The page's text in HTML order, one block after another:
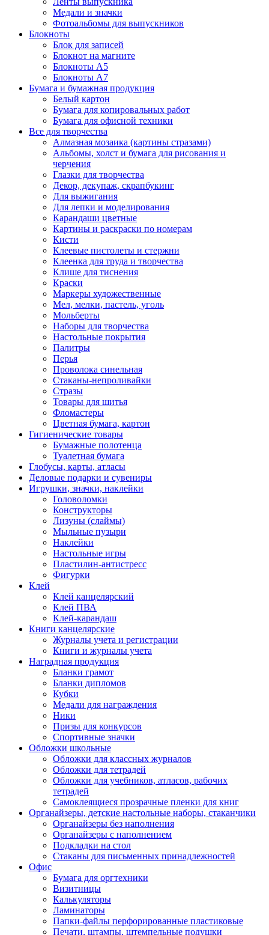
Медали и значки
Фотоальбомы для выпускников
Блокноты
Блок для записей
Блокнот на магните
Блокноты А5
Блокноты А7
Бумага и бумажная продукция
Белый картон
Бумага для копировальных работ
Бумага для офисной техники
Все для творчества
Алмазная мозаика (картины стразами)
Альбомы, холст и бумага для рисования и
черчения
Глазки для творчества
Декор, декупаж, скрапбукинг
Для выжигания
Для лепки и моделирования
Карандаши цветные
Картины и раскраски по номерам
Кисти
Клеевые пистолеты и стержни
Клеенка для труда и творчества
Клише для тиснения
Краски
Маркеры художественные
Мел, мелки, пастель, уголь
Мольберты
Наборы для творчества
Настольные покрытия
Палитры
Перья
Проволока синельная
Стаканы-непроливайки
Стразы
Товары для шитья
Фломастеры
Цветная бумага, картон
Гигиенические товары
Бумажные полотенца
Туалетная бумага
Глобусы, карты, атласы
Деловые подарки и сувениры
Игрушки, значки, наклейки
Головоломки
Конструкторы
Лизуны (слаймы)
Мыльные пузыри
Наклейки
Настольные игры
Пластилин-антистресс
Фигурки
Клей
Клей канцелярский
Клей ПВА
Клей-карандаш
Книги канцелярские
Журналы учета и регистрации
Книги и журналы учета
Наградная продукция
Бланки грамот
Бланки дипломов
Кубки
Медали для награждения
Ники
Призы для конкурсов
Спортивные значки
Обложки школьные
Обложки для классных журналов
Обложки для тетрадей
Обложки для учебников, атласов, рабочих
тетрадей
Самоклеящиеся прозрачные пленки для книг
Органайзеры, детские настольные наборы, стаканчики
Органайзеры без наполнения
Органайзеры с наполнением
Подкладки на стол
Стаканы для письменных принадлежностей
Офис
Бумага для оргтехники
Визитницы
Калькуляторы
Ламинаторы
Папки-файлы перфорированные пластиковые
Печати, штампы, штемпельные подушки